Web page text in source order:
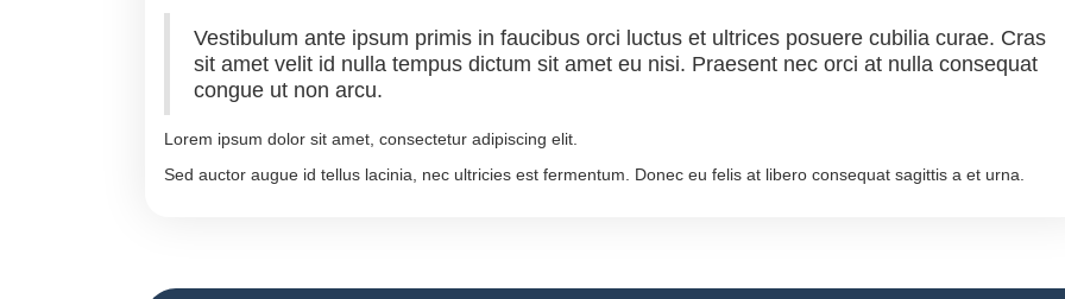
Vestibulum ante ipsum primis in faucibus orci luctus et ultrices posuere cubilia curae. Cras
sit amet velit id nulla tempus dictum sit amet eu nisi. Praesent nec orci at nulla consequat
congue ut non arcu.
Lorem ipsum dolor sit amet, consectetur adipiscing elit.
Sed auctor augue id tellus lacinia, nec ultricies est fermentum. Donec eu felis at libero consequat sagittis a et urna.